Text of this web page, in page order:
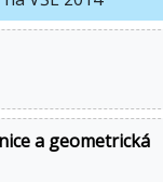
a geometrická